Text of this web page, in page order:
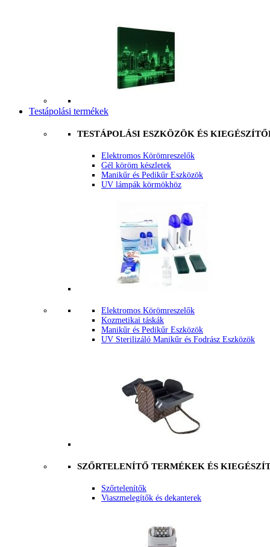
Testápolási termékek
TESTÁPOLÁSI ESZKÖZÖK ÉS
Elektromos Körömreszelők
Gél köröm készletek
Manikűr és Pedikűr Eszközök
UV lámpák körmökhöz
Elektromos Körömreszelők
Kozmetikai táskák
Manikűr és Pedikűr Eszközök
UV Sterilizáló Manikűr és Fodrász Eszközök
SZŐRTELENÍTŐ TERMÉKEK ÉS
Szőrtelenítők
Viaszmelegítők és dekanterek